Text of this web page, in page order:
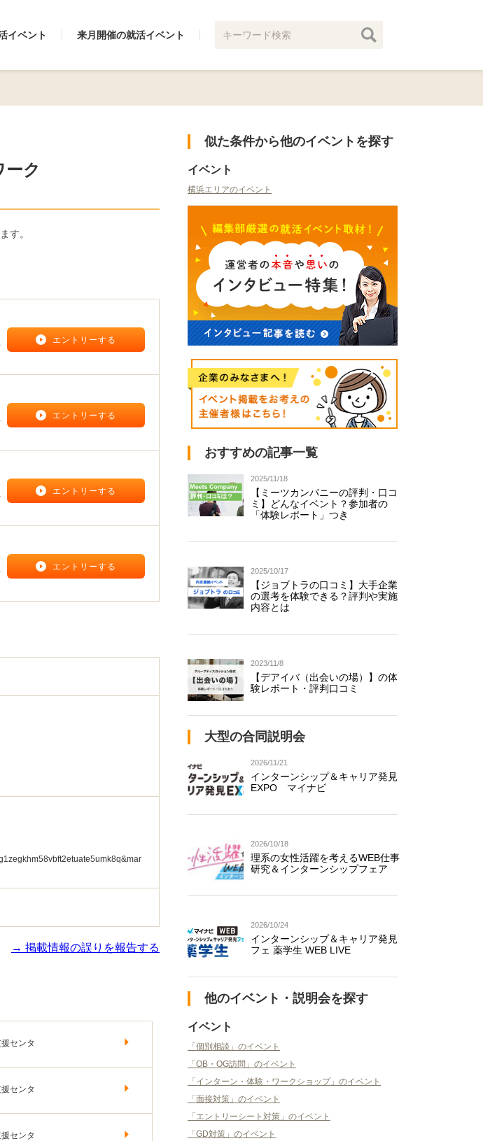
イベント 来月開催の就活イベント
ク
す。
エントリーする
エントリーする
エントリーする
エントリーする
→ 掲載情報の誤りを報告する
センタ
センタ
センタ
似た条件から他のイベントを探す
イベント
横浜エリアのイベント
おすすめの記事一覧
2025/11/18
【ミーツカンパニーの評判・口コ
ミ】どんなイベント？参加者の
「体験レポート」つき
2025/10/17
【ジョブトラの口コミ】大手企業
の選考を体験できる？評判や実施
内容とは
2023/11/8
【デアイバ（出会いの場）】の体
験レポート・評判口コミ
大型の合同説明会
2026/11/21
インターンシップ＆キャリア発見
EXPO マイナビ
2026/10/18
理系の女性活躍を考えるWEB仕事
研究＆インターンシップフェア
2026/10/24
インターンシップ＆キャリア発見
フェ 薬学生 WEB LIVE
他のイベント・説明会を探す
イベント
「個別相談」のイベント
「OB・OG訪問」のイベント
「インターン・体験・ワークショップ」のイベント
「面接対策」のイベント
「エントリーシート対策」のイベント
「GD対策」のイベント